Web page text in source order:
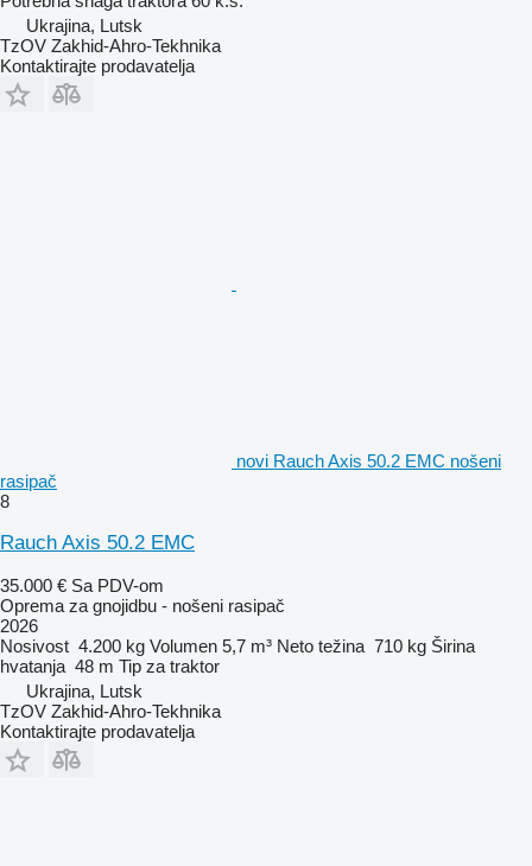
Ukrajina, Lutsk
TzOV Zakhid-Ahro-Tekhnika
Kontaktirajte prodavatelja
novi Rauch Axis 50.2 EMC nošeni
rasipač
8
Rauch Axis 50.2 EMC
35.000 € Sa PDV-om
Oprema za gnojidbu - nošeni rasipač
2026
Nosivost 4.200 kg Volumen 5,7 m³ Neto težina 710 kg Širina
hvatanja 48 m Tip za traktor
Ukrajina, Lutsk
TzOV Zakhid-Ahro-Tekhnika
Kontaktirajte prodavatelja